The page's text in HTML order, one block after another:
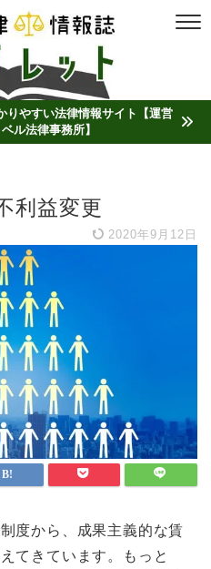
りやすい法律情報サイト【運営
ル法律事務所】
利益変更
2020年9月12日
度から、成果主義的な賃
てきています。もっと